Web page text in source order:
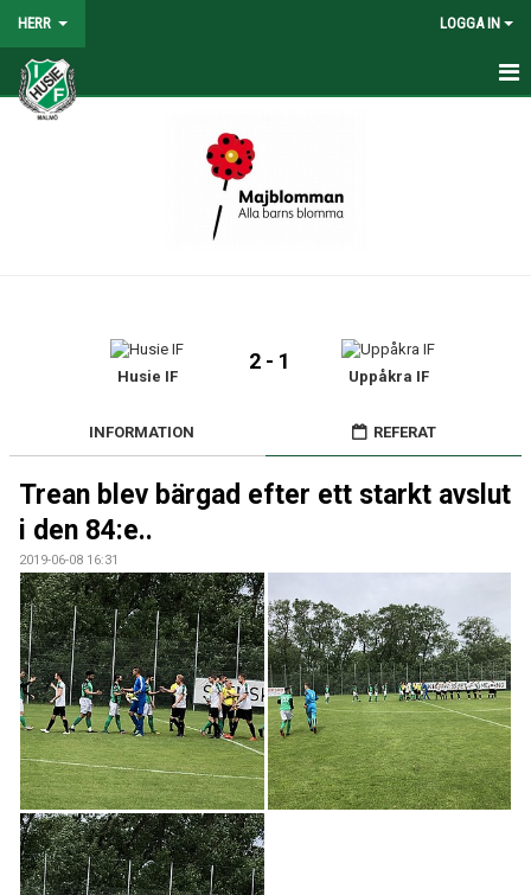
HERR LOGGA IN
HEM
BILDGALLERI
Husie IF
2 - 1
Uppåkra IF
INFORMATION REFERAT
Trean blev bärgad efter ett starkt avslut
i den 84:e..
2019-06-08 16:31